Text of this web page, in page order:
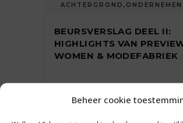
Beheer cookie
ACHTERGROND , ONDERNEMEN
BEURSVERSLAG DEEL II:
HIGHLIGHTS VAN
WOMEN & MODEFABRIEK
24 juli 2026